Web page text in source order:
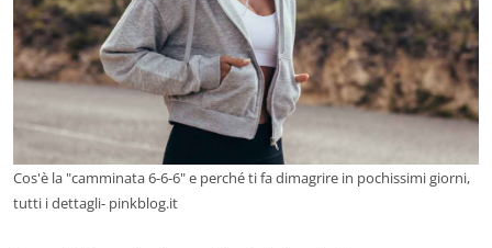
Cos'è la "camminata 6-6-6" e perché ti fa dimagrire in pochissimi giorni,
tutti i dettagli- pinkblog.it